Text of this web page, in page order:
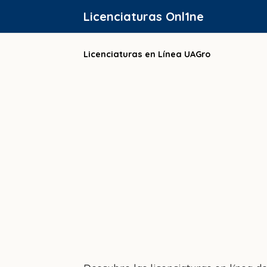
contenido
Licenciaturas Onl1ne
Licenciaturas en Línea UAGro